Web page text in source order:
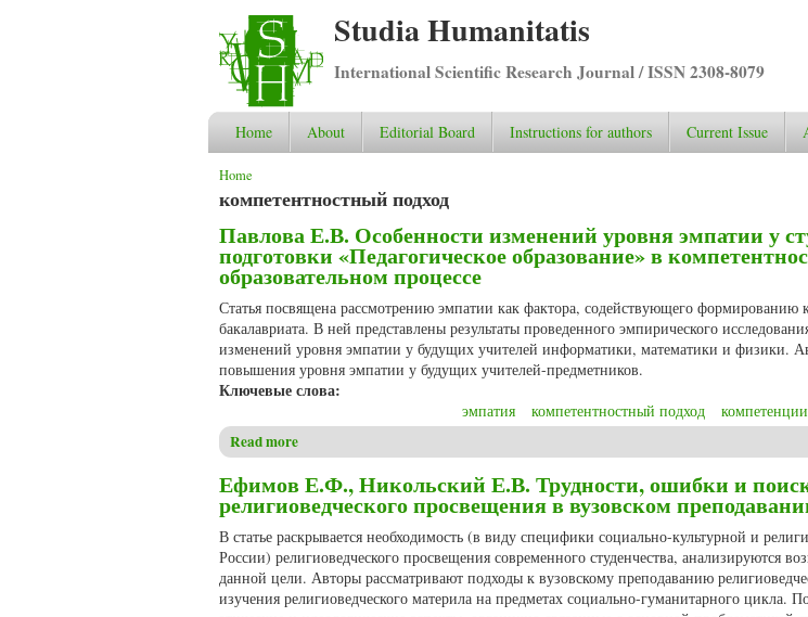
Studia Humanitatis
International Scientific Research Journal / ISSN 2308-8079
Home About Editorial Board Instructions for authors Current Issue
You are here
Home
компетентностный подход
Павлова Е.В. Особенности изменений уровня эмпатии у
подготовки «Педагогическое образование» в
образовательном процессе
Статья посвящена рассмотрению эмпатии как фактора, содействующего формированию
бакалавриата. В ней представлены результаты проведенного эмпирического
изменений уровня эмпатии у будущих учителей информатики, математики и физики.
повышения уровня эмпатии у будущих учителей-предметников.
Ключевые слова:
эмпатия компетентностный подход компетенции
Read more
образовательном процессе
Ефимов Е.Ф., Никольский Е.В. Трудности, ошибки и
религиоведческого просвещения в вузовском
В статье раскрывается необходимость (в виду специфики социально-культурной и
России) религиоведческого просвещения современного студенчества, анализируются
данной цели. Авторы рассматривают подходы к вузовскому преподаванию
изучения религиоведческого материла на предметах социально-гуманитарного цикла.